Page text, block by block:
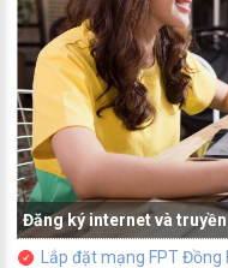
Đăng ký internet và
Lắp đặt mạng FPT